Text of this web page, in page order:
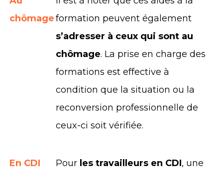
chômageformation peuvent également
s’adresser à ceux qui sont au
chômage. La prise en charge des
formations est effective à
condition que la situation ou la
reconversion professionnelle de
ceux-ci soit vérifiée.
En CDI Pour les travailleurs en CDI, une